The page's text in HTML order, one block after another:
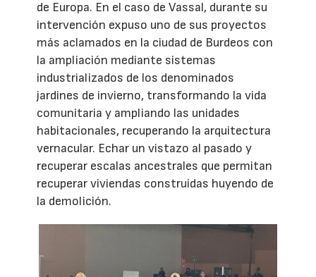
de Europa. En el caso de Vassal, durante su
intervención expuso uno de sus proyectos
más aclamados en la ciudad de Burdeos con
la ampliación mediante sistemas
industrializados de los denominados
jardines de invierno, transformando la vida
comunitaria y ampliando las unidades
habitacionales, recuperando la arquitectura
vernacular. Echar un vistazo al pasado y
recuperar escalas ancestrales que permitan
recuperar viviendas construidas huyendo de
la demolición.